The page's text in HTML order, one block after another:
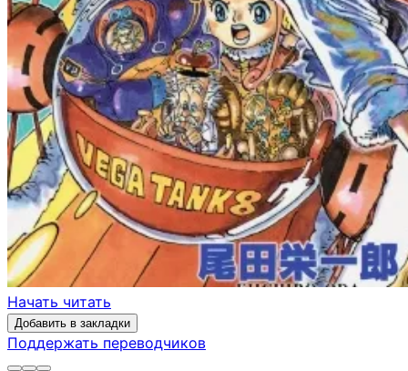
Начать читать
Добавить в закладки
Поддержать переводчиков